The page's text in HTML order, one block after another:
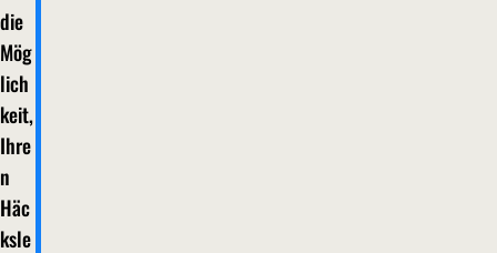
die
Mög
lich
keit,
Ihre
n
Häc
ksle